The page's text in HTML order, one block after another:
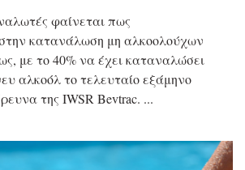
φαίνεται πως
κατανάλωση μη αλκοολούχων
με το 40% να έχει καταναλώσει
αλκοόλ το τελευταίο εξάμηνο
της IWSR Bevtrac.